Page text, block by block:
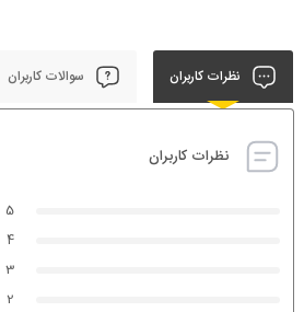
نظرات کاربران سوالات کاربران
نظرات کاربران
5
4
3
2